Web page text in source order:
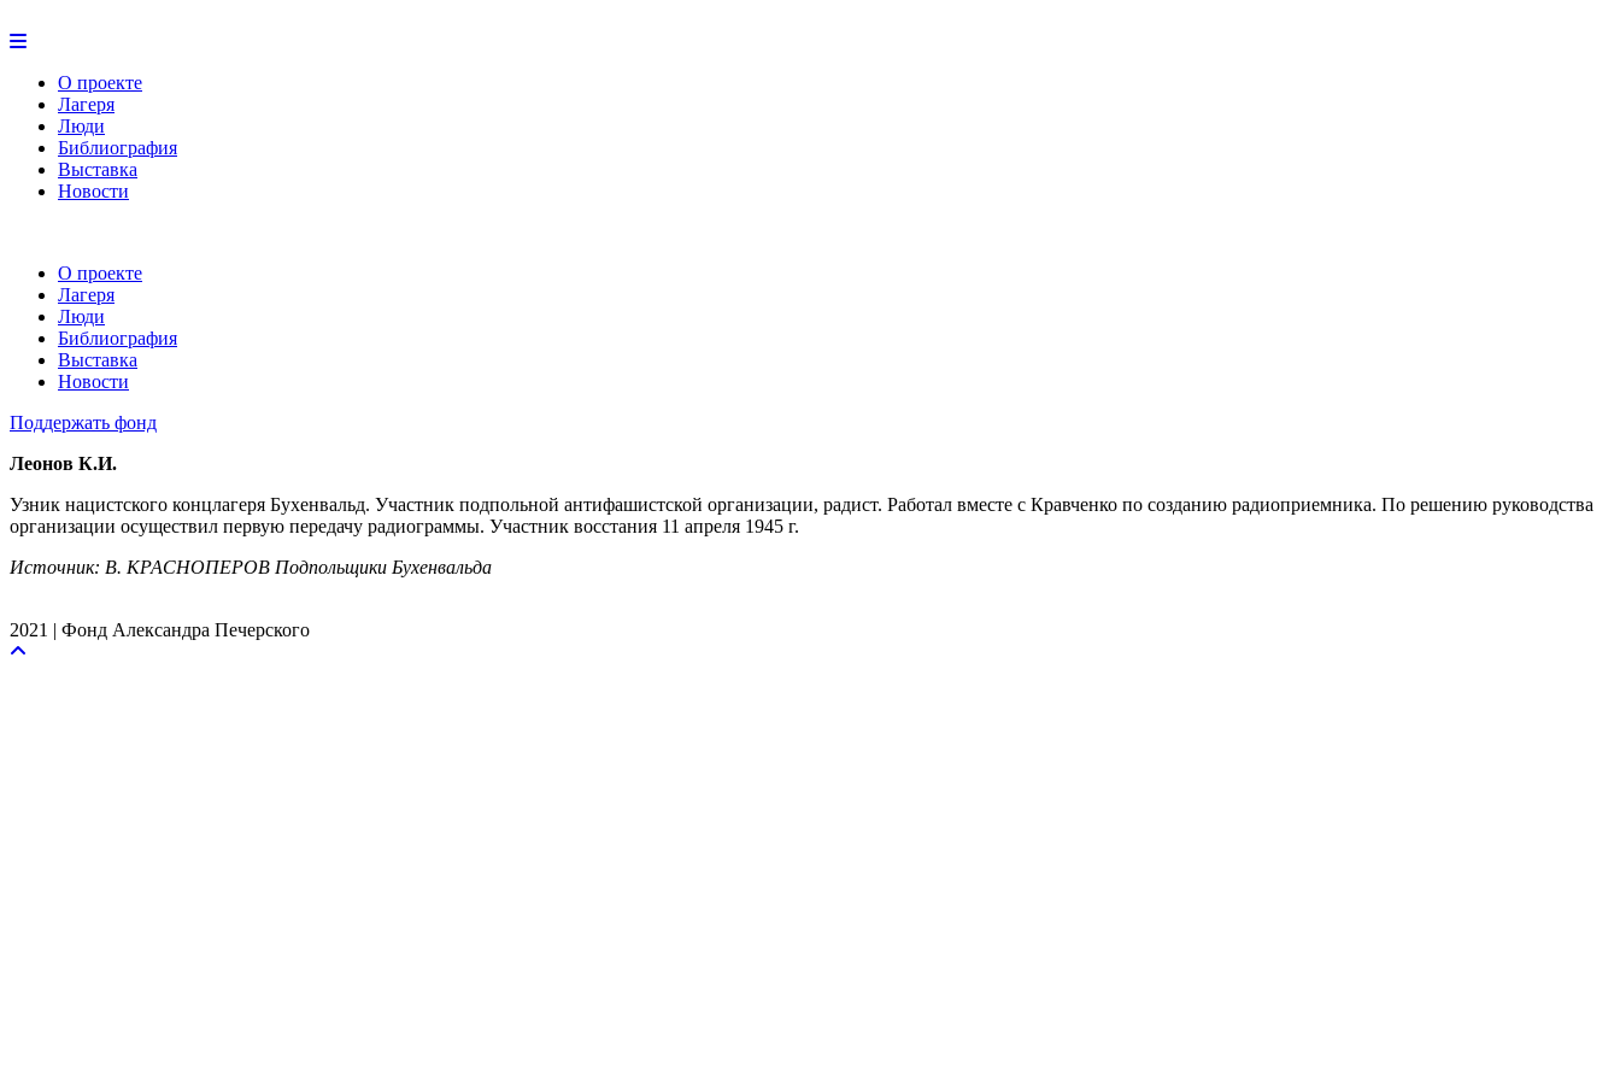
О проекте
Лагеря
Люди
Библиография
Выставка
Новости
О проекте
Лагеря
Люди
Библиография
Выставка
Новости
Поддержать фонд
Леонов К.И.
Узник нацистского концлагеря Бухенвальд. Участник подпольной антифашистской организации, радист. Работал вместе с Кравченко по созданию радиоприемника. По решению руководства
организации осуществил первую передачу радиограммы. Участник восстания 11 апреля 1945 г.
Источник: В. КРАСНОПЕРОВ Подпольщики Бухенвальда
2021 | Фонд Александра Печерского